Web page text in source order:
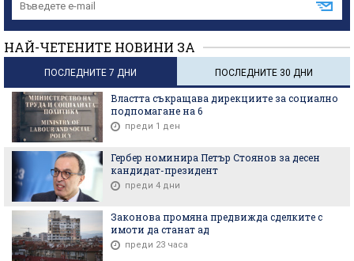
НАЙ-ЧЕТЕНИТЕ НОВИНИ ЗА
ПОСЛЕДНИТЕ 7 ДНИ ПОСЛЕДНИТЕ 30 ДНИ
Властта съкращава дирекциите за социално
подпомагане на 6
преди 1 ден
Гербер номинира Петър Стоянов за десен
кандидат-президент
преди 4 дни
Законова промяна предвижда сделките с
имоти да станат ад
преди 23 часа